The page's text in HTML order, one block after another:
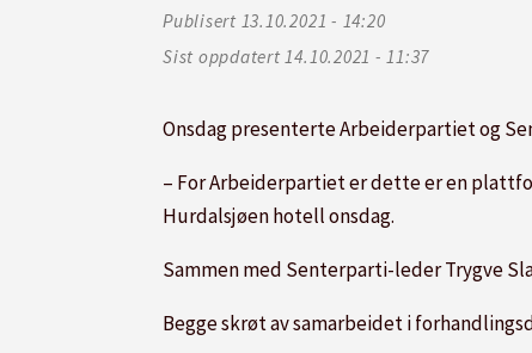
Publisert
13.10.2021 - 14:20
Sist oppdatert
14.10.2021 - 11:37
Onsdag presenterte Arbeiderpartiet og
– For Arbeiderpartiet er dette er en
Hurdalsjøen hotell onsdag.
Sammen med Senterparti-leder Trygve
Begge skrøt av samarbeidet i